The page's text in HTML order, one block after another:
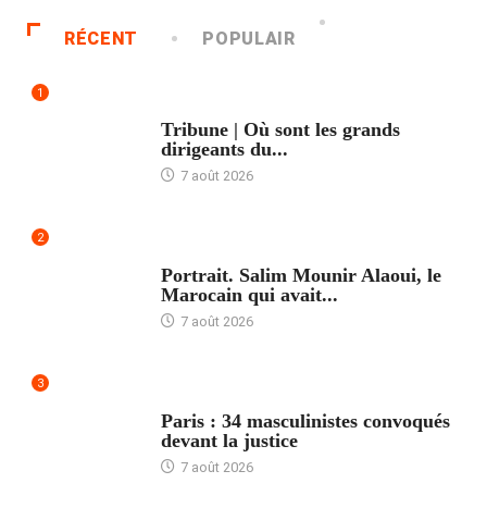
RÉCENT POPULAIR
1
Tribune | Où sont les grands
dirigeants du...
7 août 2026
2
Portrait. Salim Mounir Alaoui, le
Marocain qui avait...
7 août 2026
3
Paris : 34 masculinistes convoqués
devant la justice
7 août 2026